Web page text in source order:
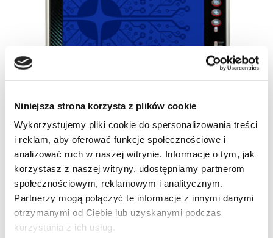
Niniejsza strona korzysta z plików cookie
Wykorzystujemy pliki cookie do spersonalizowania treści
i reklam, aby oferować funkcje społecznościowe i
analizować ruch w naszej witrynie. Informacje o tym, jak
korzystasz z naszej witryny, udostępniamy partnerom
społecznościowym, reklamowym i analitycznym.
Partnerzy mogą połączyć te informacje z innymi danymi
otrzymanymi od Ciebie lub uzyskanymi podczas
korzystania z ich usług.